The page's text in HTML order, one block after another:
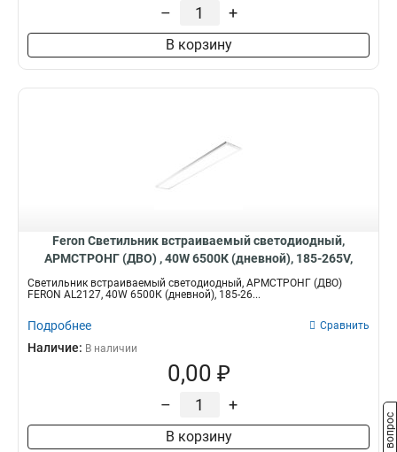
– +
В корзину
Feron Светильник встраиваемый светодиодный,
АРМСТРОНГ (ДВО) , 40W 6500К (дневной), 185-265V,
3500Lm, IP40, угол рассеивания 120°, цвет белый, 51420
Светильник встраиваемый светодиодный, АРМСТРОНГ (ДВО)
FERON AL2127, 40W 6500К (дневной), 185-26...
Подробнее Сравнить
Наличие: В наличии
0,00 ₽
– +
В корзину